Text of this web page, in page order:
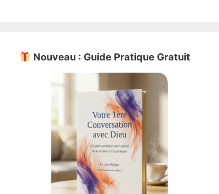
Nouveau : Guide Pratique Gratuit